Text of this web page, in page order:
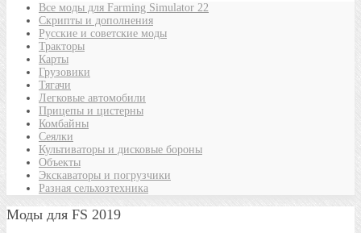
Все моды для Farming Simulator 22
Скрипты и дополнения
Русские и советские моды
Тракторы
Карты
Грузовики
Тягачи
Легковые автомобили
Прицепы и цистерны
Комбайны
Сеялки
Культиваторы и дисковые бороны
Объекты
Экскаваторы и погрузчики
Разная сельхозтехника
Моды для FS 2019